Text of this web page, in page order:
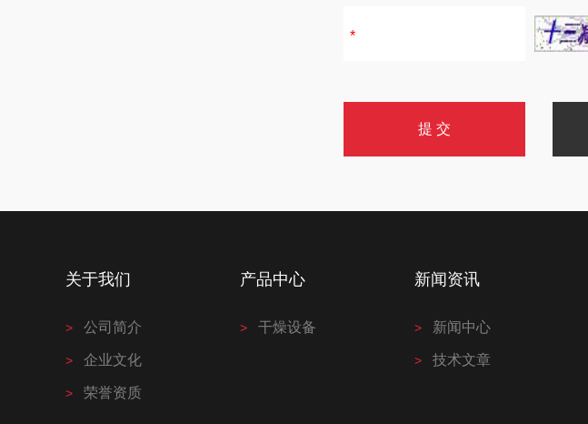
关于我们
公司简介
企业文化
荣誉资质
产品中心
干燥设备
新闻资讯
新闻中心
技术文章